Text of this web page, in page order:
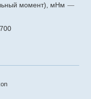
момент), мНм —